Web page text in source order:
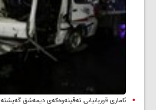
ئاماری قوربانیانی تەقینەوەکەی دیمەشق گەیشتە ۱۵ کەس